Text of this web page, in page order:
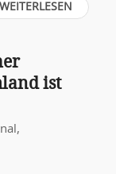
WEITERLESEN
ist
,